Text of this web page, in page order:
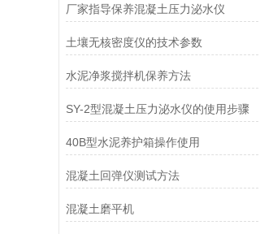
厂家指导保养混凝土压力泌水仪
土壤无核密度仪的技术参数
水泥净浆搅拌机保养方法
SY-2型混凝土压力泌水仪的使用步骤
40B型水泥养护箱操作使用
混凝土回弹仪测试方法
混凝土磨平机